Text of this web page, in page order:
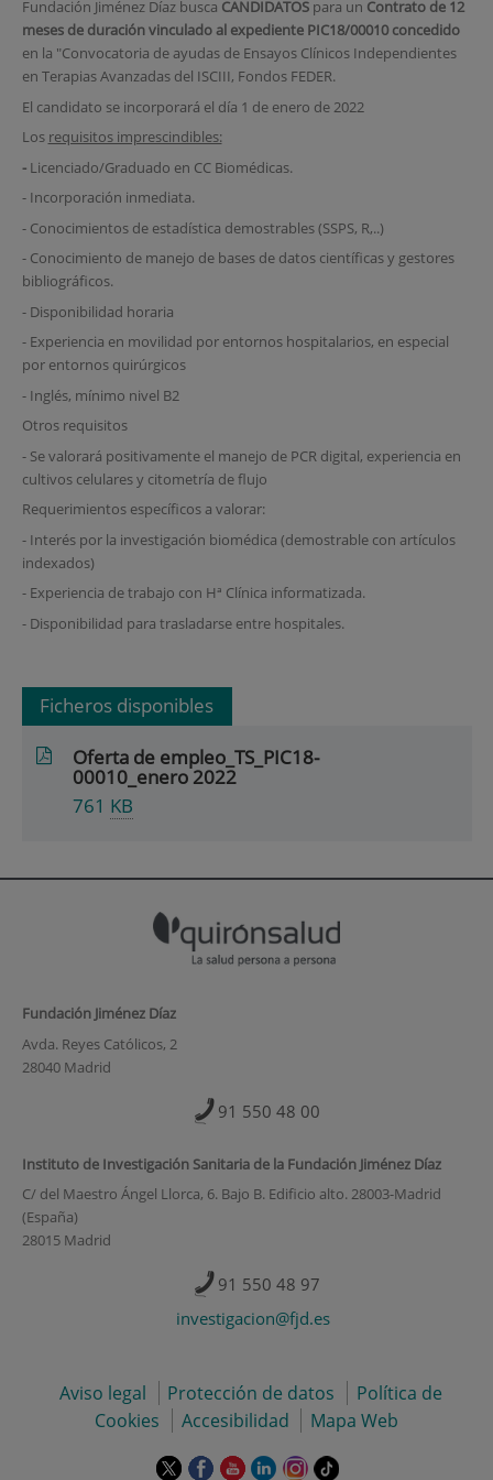
Fundación Jiménez Díaz busca CANDIDATOSpara un Contrato de 12
meses de duración vinculado al expediente PIC18/00010 concedido
en la "Convocatoria de ayudas de Ensayos Clínicos Independientes
en Terapias Avanzadas del ISCIII, Fondos FEDER.
El candidato se incorporará el día 1 de enero de 2022
Los requisitos imprescindibles:
- Licenciado/Graduado en CC Biomédicas.
- Incorporación inmediata.
- Conocimientos de estadística demostrables (SSPS, R,..)
- Conocimiento de manejo de bases de datos científicas y gestores
bibliográficos.
- Disponibilidad horaria
- Experiencia en movilidad por entornos hospitalarios, en especial
por entornos quirúrgicos
- Inglés, mínimo nivel B2
Otros requisitos
- Se valorará positivamente el manejo de PCR digital, experiencia en
cultivos celulares y citometría de flujo
Requerimientos específicos a valorar:
- Interés por la investigación biomédica (demostrable con artículos
indexados)
- Experiencia de trabajo con Hª Clínica informatizada.
- Disponibilidad para trasladarse entre hospitales.
Ficheros disponibles
Oferta de empleo_TS_PIC18-
00010_enero 2022
761 KB
Fundación Jiménez Díaz
Avda. Reyes Católicos, 2
28040 Madrid
91 550 48 00
Instituto de Investigación Sanitaria de la Fundación Jiménez Díaz
C/ del Maestro Ángel Llorca, 6. Bajo B. Edificio alto. 28003-Madrid
(España)
28015 Madrid
91 550 48 97
investigacion@fjd.es
Aviso legal Protección de datos
Política de
Cookies
Accesibilidad Mapa Web
EsteEsteEsteEsteEsteEnlace